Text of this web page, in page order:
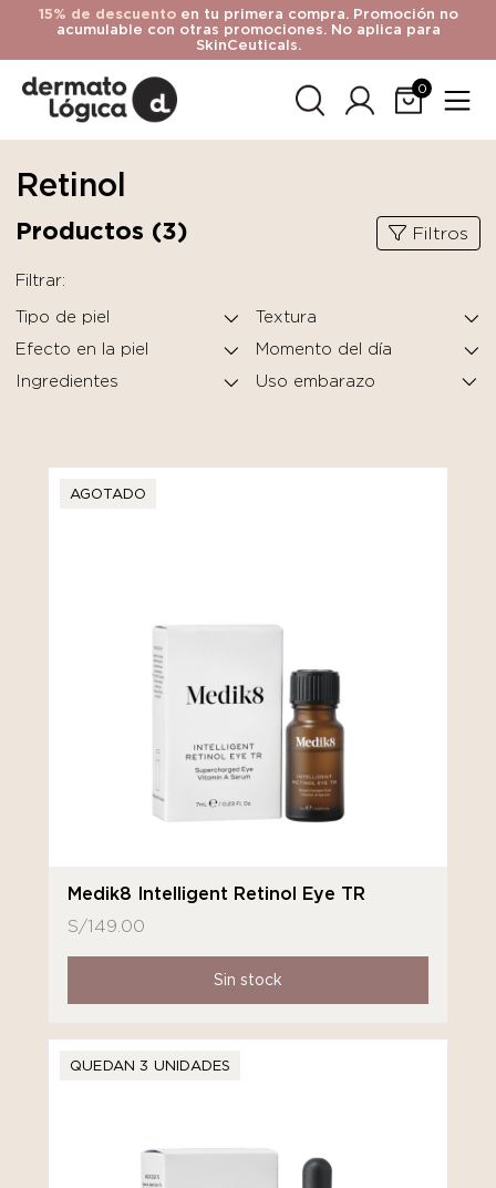
15% de descuentoen tu primera compra. Promoción no
acumulable con otras promociones. No aplica para
SkinCeuticals.
0
Retinol
Productos (3) Filtros
Filtrar:
Tipo de piel
Textura
Efecto en la piel
Momento del día
Ingredientes
AGOTADO
Medik8 Intelligent Retinol Eye TR
S/149.00
Sin stock
QUEDAN 3 UNIDADES